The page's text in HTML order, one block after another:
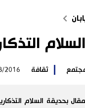
ثقافة 2016
بحديقة السلام